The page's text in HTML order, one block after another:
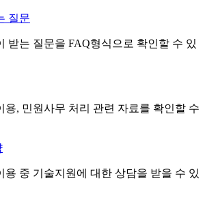
질문
받는 질문을 FAQ형식으로 확인할 수 있
용, 민원사무 처리 관련 자료를 확인할 수
용 중 기술지원에 대한 상담을 받을 수 있